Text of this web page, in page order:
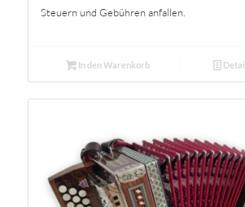
Steuern und Gebühren anfallen.
In den Warenkorb